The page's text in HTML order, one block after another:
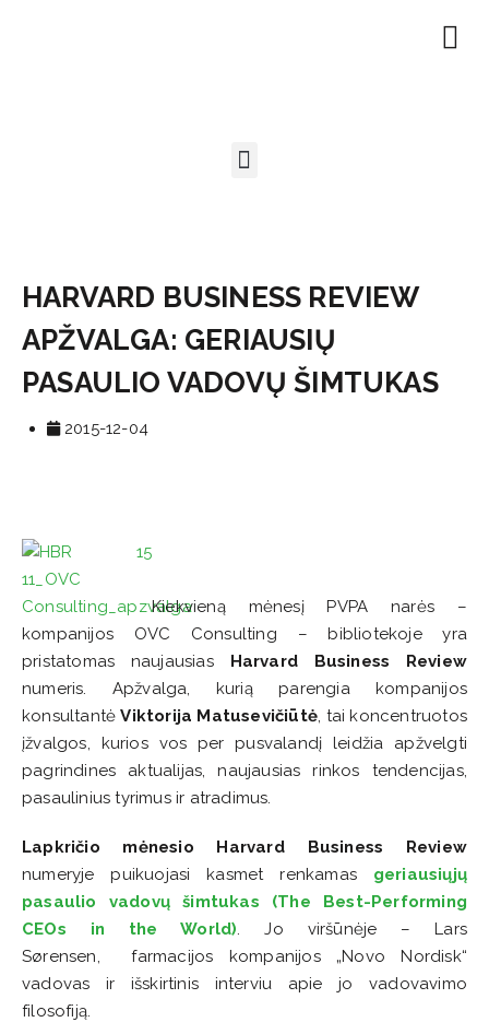
HARVARD BUSINESS REVIEW
APŽVALGA: GERIAUSIŲ
PASAULIO VADOVŲ ŠIMTUKAS
2015-12-04
Kiekvieną mėnesį PVPA narės –
kompanijos OVC Consulting – bibliotekoje yra
pristatomas naujausias Harvard Business Review
numeris. Apžvalga, kurią parengia kompanijos
konsultantėViktorija Matusevičiūtė , tai koncentruotos
įžvalgos, kurios vos per pusvalandį leidžia apžvelgti
pagrindines aktualijas, naujausias rinkos tendencijas,
pasaulinius tyrimus ir atradimus.
Lapkričio mėnesio Harvard Business Review
numeryje puikuojasi kasmet renkamas geriausiųjų
pasaulio vadovų šimtukas (The Best-Performing
CEOs in the World) . Jo viršūnėje – Lars
Sørensen, farmacijos kompanijos „Novo Nordisk“
vadovas ir išskirtinis interviu apie jo vadovavimo
filosofiją.